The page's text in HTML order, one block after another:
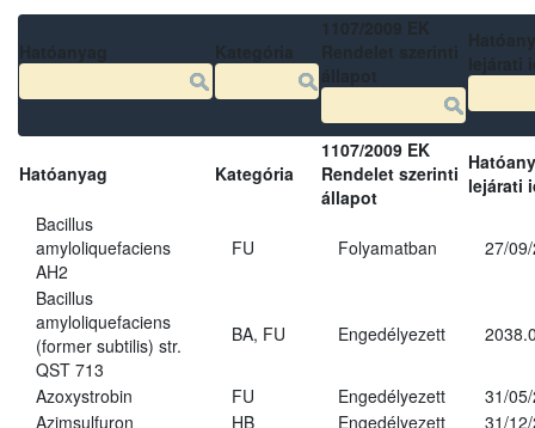
Hatóanyag Kategória
1107/2009 EK
Rendelet szerinti
állapot
lejárati
Bacillus
amyloliquefaciens
AH2
FU Folyamatban 27/
Bacillus
amyloliquefaciens
(former subtilis) str.
QST 713
BA, FU Engedélyezett
Azoxystrobin FU Engedélyezett
31/
Azimsulfuron
HB Engedélyezett
31/